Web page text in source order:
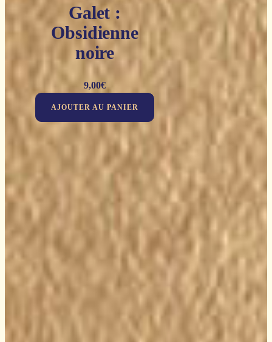
Galet :
Obsidienne
noire
9,00€
AJOUTER AU PANIER